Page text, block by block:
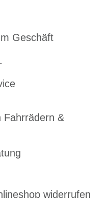
Geschäft
Fahrrädern &
widerrufen